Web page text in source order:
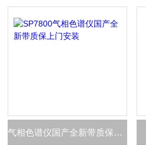
气相色谱仪国产全新带质保上门安装